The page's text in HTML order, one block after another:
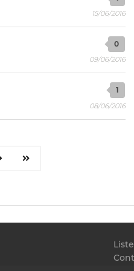
15/06/2016
0
09/06/2016
1
08/06/2016